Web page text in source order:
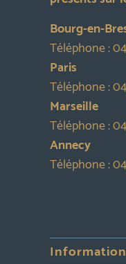
Bourg-en-
Téléphone :
Paris
Téléphone :
Marseille
Téléphone :
Annecy
Téléphone :